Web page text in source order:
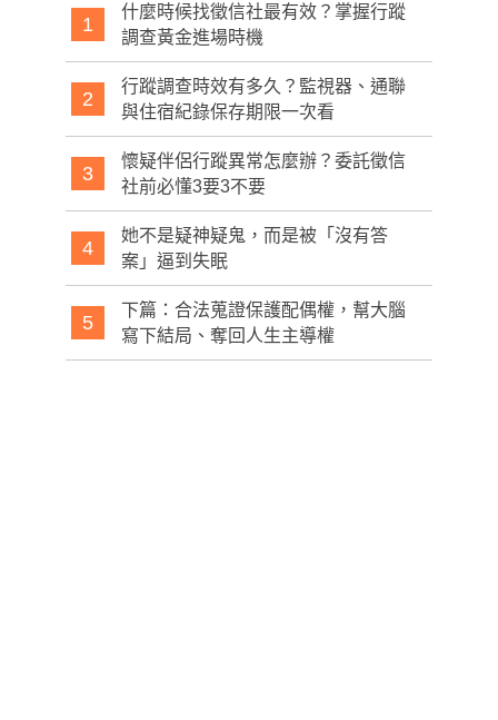
1
什麼時候找徵信社最有效？掌握行蹤
調查黃金進場時機
2
行蹤調查時效有多久？監視器、通聯
與住宿紀錄保存期限一次看
3
懷疑伴侶行蹤異常怎麼辦？委託徵信
社前必懂3要3不要
4
她不是疑神疑鬼，而是被「沒有答
案」逼到失眠
5
下篇：合法蒐證保護配偶權，幫大腦
寫下結局、奪回人生主導權